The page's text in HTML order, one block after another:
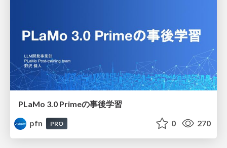
PLaMo 3.0 Primeの事後学習
pfn
PRO 0 270